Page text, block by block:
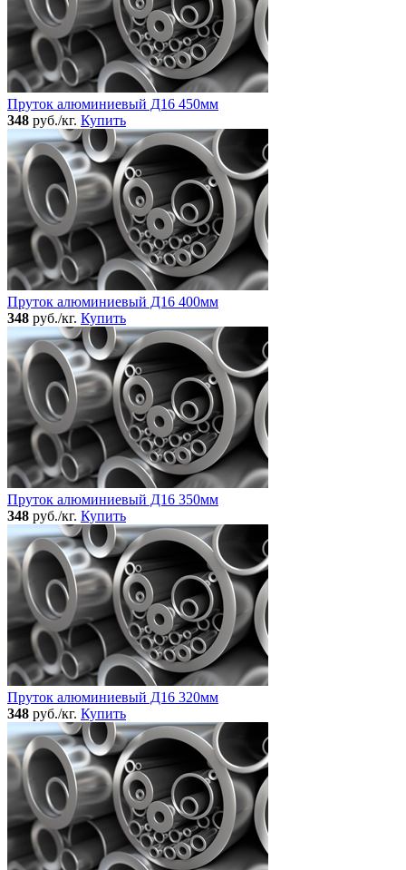
Пруток алюминиевый Д16 450мм
348 руб./кг. Купить
Пруток алюминиевый Д16 400мм
348 руб./кг. Купить
Пруток алюминиевый Д16 350мм
348 руб./кг. Купить
Пруток алюминиевый Д16 320мм
348 руб./кг. Купить